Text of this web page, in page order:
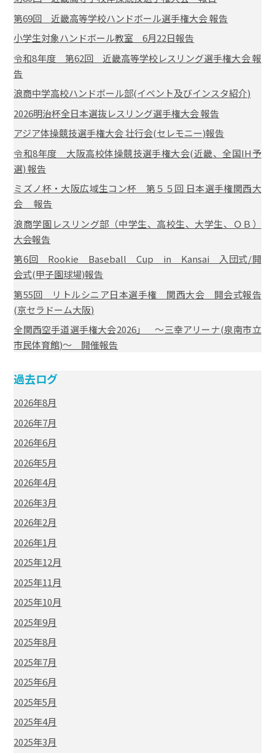
第69回 近畿高等学校ハンドボール選手権大会 報告
小学生対象ハンドボール教室 6月22日報告
令和8年度 第62回 近畿高等学校レスリング選手権大会 報
告
浪商中学高校ハンドボール部(イベント及びインスタ紹介)
2026明治杯全日本選抜レスリング選手権大会 報告
アジア体操競技選手権大会 壮行会(セレモニー)報告
令和8年度 大阪高校体操競技選手権大会(近畿、全国IH予
選) 報告
ミズノ杯・大阪広域生コン杯 第５５回 日本選手権関西大
会 報告
浪商学園レスリング部（中学生、高校生、大学生、ＯＢ）
大会報告
第6回 Rookie Baseball Cup in Kansai 入団式/開
会式(甲子園球場)報告
第55回 リトルシニア日本選手権 関西大会 開会式報告
(京セラドーム大阪)
全関西空手道選手権大会2026」 ～三幸アリーナ(泉南市立
市民体育館)～ 開催報告
過去ログ
2026年8月
2026年7月
2026年6月
2026年5月
2026年4月
2026年3月
2026年2月
2026年1月
2025年12月
2025年11月
2025年10月
2025年9月
2025年8月
2025年7月
2025年6月
2025年5月
2025年4月
2025年3月